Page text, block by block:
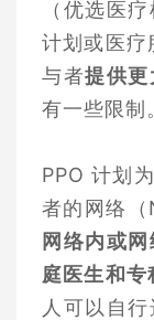
（优选医
计划或医疗
与者提供
有一些限制
PPO 计划
者的网络
网络内或
庭医生和专
人可以自